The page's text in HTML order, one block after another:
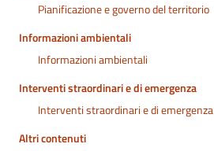
Pianificazione e governo del territorio
Informazioni ambientali
Informazioni ambientali
Interventi straordinari e di emergenza
Interventi straordinari e di emergenza
Altri contenuti